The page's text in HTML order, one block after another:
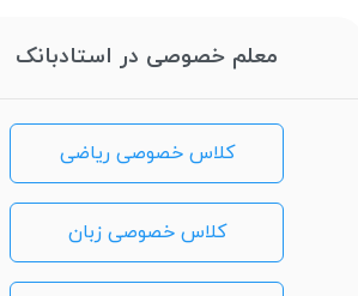
معلم خصوصی در استادبانک
کلاس خصوصی ریاضی
کلاس خصوصی زبان